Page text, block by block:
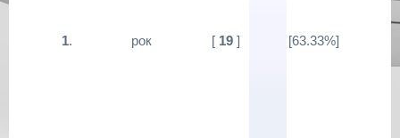
1. рок [ 19] [63.33%]